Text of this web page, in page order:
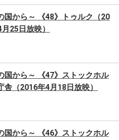
国から～ 《48》トゥルク（20
25日放映）
国から～ 《47》ストックホル
舎（2016年4月18日放映）
国から～ 《46》ストックホル